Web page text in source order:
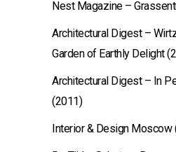
Nest Magazine –
Architectural Digest –
Garden of Earthly Delight
Architectural Digest – In
(2011)
Interior & Design Moscow